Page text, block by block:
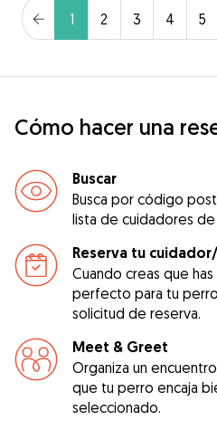
1 2 3 4 5
Cómo hacer una
Buscar
Busca por código
lista de cuidadores
Reserva tu
Cuando creas que
perfecto para tu
solicitud de reserva.
Meet & Greet
Organiza un
que tu perro encaja
seleccionado.